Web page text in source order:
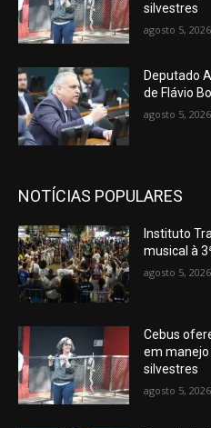
silvestres
agosto 5, 2026
Deputado
de Flávio
agosto 5, 2026
NOTÍCIAS POPULARES
Instituto
musical à
agosto 5, 2026
Cebus
em
silvestres
agosto 5, 2026